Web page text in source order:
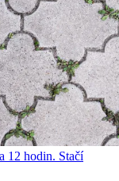
12 hodin. Stačí